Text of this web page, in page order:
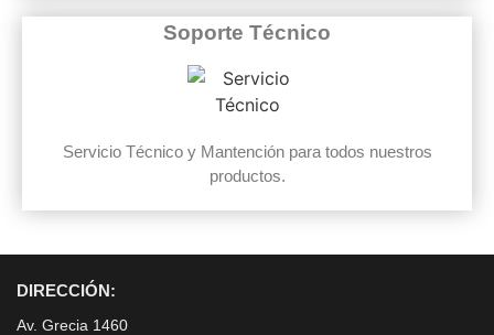
Soporte Técnico
Servicio Técnico y Mantención para todos nuestros
productos.
DIRECCIÓN:
Av. Grecia 1460